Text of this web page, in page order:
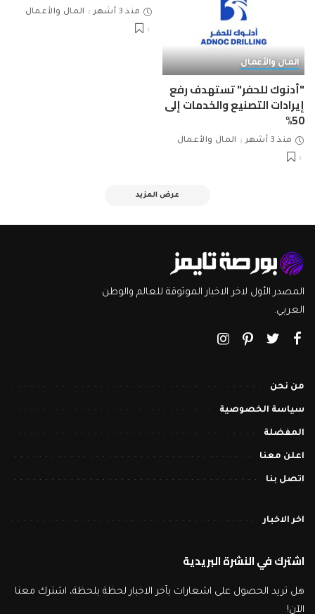
المال والأعمال
"أدنوك للحفر" تستهدف رفع
إيرادات التصنيع والخدمات إلى
50%
منذ 3 أشهر المال والأعمال
منذ 3 أشهر المال والأعمال
عرض المزيد
المصدر الأول لاخر الاخبار الموثوقة للعالم والوطن
العربي.
من نحن
سياسة الخصوصية
المفضلة
اعلن معنا
اتصل بنا
اخر الاخبار
اشترك في النشرة البريدية
هل تريد الحصول على اشعارات بآخر الاخبار لحظة بلحظة، اشترك معنا
الآن!